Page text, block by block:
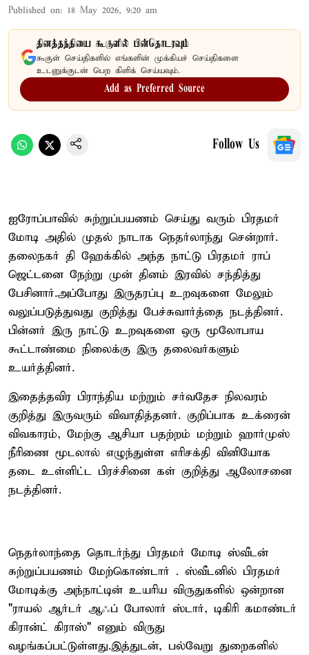
Published on: 18 May 2026, 9:20 am
தினத்தந்தியை கூகுளில் பின்தொடரவும்
கூகுள் செய்திகளில் எங்களின் முக்கியச் செய்திகளை
உடனுக்குடன் பெற கிளிக் செய்யவும்.
Add as Preferred Source
Follow Us
ஐரோப்பாவில் சுற்றுப்பயணம் செய்து வரும் பிரதமர்
மோடி அதில் முதல் நாடாக நெதர்லாந்து சென்றார்.
தலைநகர் தி ஹேக்கில் அந்த நாட்டு பிரதமர் ராப்
ஜெட்டனை நேற்று முன் தினம் இரவில் சந்தித்து
பேசினார்.அப்போது இருதரப்பு உறவுகளை மேலும்
வலுப்படுத்துவது குறித்து பேச்சுவார்த்தை நடத்தினர்.
பின்னர் இரு நாட்டு உறவுகளை ஒரு மூலோபாய
கூட்டாண்மை நிலைக்கு இரு தலைவர்களும்
உயர்த்தினர்.
இதைத்தவிர பிராந்திய மற்றும் சர்வதேச நிலவரம்
குறித்து இருவரும் விவாதித்தனர். குறிப்பாக உக்ரைன்
விவகாரம், மேற்கு ஆசியா பதற்றம் மற்றும் ஹார்முஸ்
நீரிணை மூடலால் எழுந்துள்ள எரிசக்தி வினியோக
தடை உள்ளிட்ட பிரச்சினை கள் குறித்து ஆலோசனை
நடத்தினர்.
நெதர்லாந்தை தொடர்ந்து பிரதமர் மோடி ஸ்வீடன்
சுற்றுப்பயணம் மேற்கொண்டார் . ஸ்வீடனில் பிரதமர்
மோடிக்கு அந்நாட்டின் உயரிய விருதுகளில் ஒன்றான
"ராயல் ஆர்டர் ஆஃப் போலார் ஸ்டார், டிகிரி கமாண்டர்
கிரான்ட் கிராஸ்" எனும் விருது
வழங்கப்பட்டுள்ளது.இத்துடன், பல்வேறு துறைகளில்